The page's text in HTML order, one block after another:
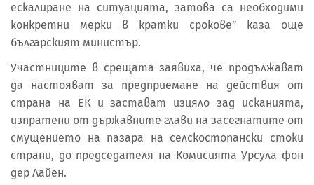
ескалиране на ситуацията, затова са необходими
конкретни мерки в кратки срокове” каза още
българският министър.
Участниците в срещата заявиха, че продължават
да настояват за предприемане на действия от
страна на ЕК и застават изцяло зад исканията,
изпратени от държавните глави на засегнатите от
смущението на пазара на селскостопански стоки
страни, до председателя на Комисията Урсула фон
дер Лайен.